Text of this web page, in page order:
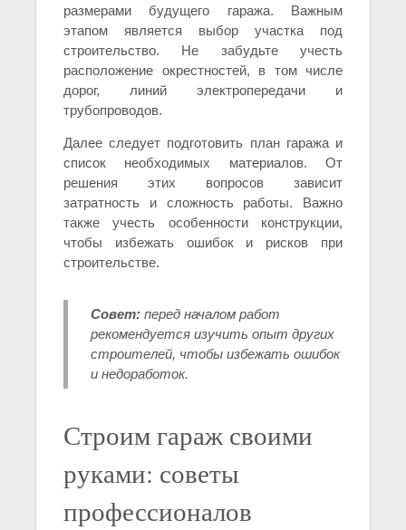
размерами будущего гаража. Важным
этапом является выбор участка под
строительство. Не забудьте учесть
расположение окрестностей, в том числе
дорог, линий электропередачи и
трубопроводов.
Далее следует подготовить план гаража и
список необходимых материалов. От
решения этих вопросов зависит
затратность и сложность работы. Важно
также учесть особенности конструкции,
чтобы избежать ошибок и рисков при
строительстве.
Совет: перед началом работ
рекомендуется изучить опыт других
строителей, чтобы избежать ошибок
и недоработок.
Строим гараж своими
руками: советы
профессионалов